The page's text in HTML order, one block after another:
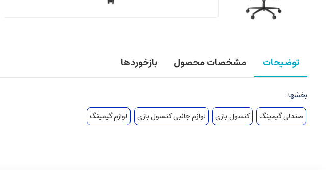
توضیحات مشخصات محصول بازخوردها
بخشها :
صندلی گیمینگ
کنسول بازی لوازم جانبی کنسول بازی لوازم گیمینگ